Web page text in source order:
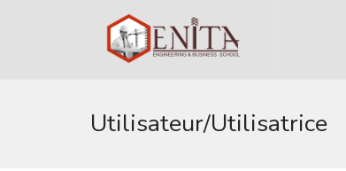
Utilisateur/utilisatrice